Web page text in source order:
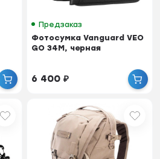
Предзаказ
Фотосумка Vanguard VEO
GO 34M, черная
6 400₽